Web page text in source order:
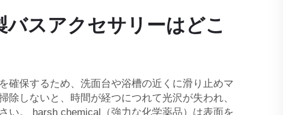
スアクセサリーはどこ
確保するため、洗面台や浴槽の近くに滑り止めマ
しないと、時間が経つにつれて光沢が失われ、
い。 harsh chemical（強力な化学薬品）は表面を